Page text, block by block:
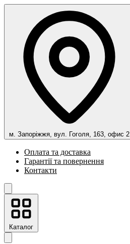
м. Запоріжжя, вул. Гоголя, 163, офис 2
Оплата та доставка
Гарантії та повернення
Контакти
Каталог